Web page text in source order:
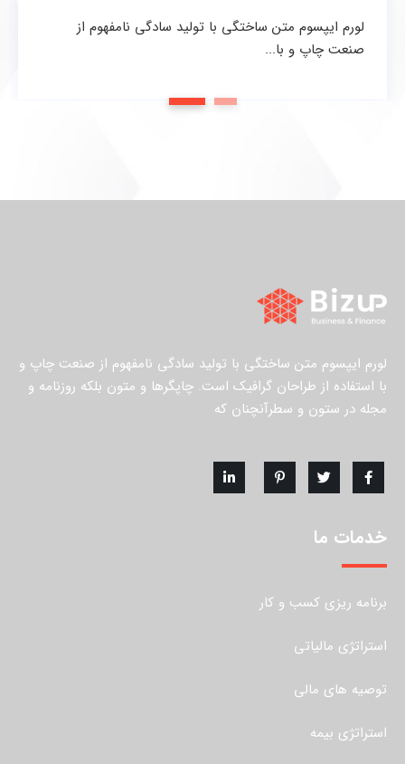
لورم ایپسوم متن ساختگی با تولید سادگی نامفهوم از
صنعت چاپ و با...
1 2
لورم ایپسوم متن ساختگی با تولید سادگی نامفهوم از صنعت چاپ و
با استفاده از طراحان گرافیک است. چاپگرها و متون بلکه روزنامه و
مجله در ستون و سطرآنچنان که
خدمات ما
برنامه ریزی کسب و کار
استراتژی مالیاتی
توصیه های مالی
استراتژی بیمه